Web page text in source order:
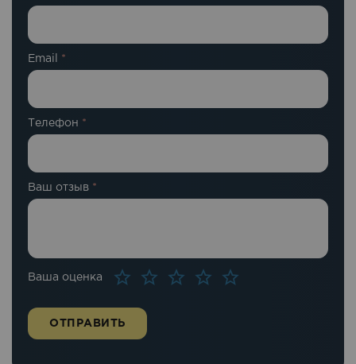
Email *
Телефон *
Ваша оценка
Ваш отзыв *